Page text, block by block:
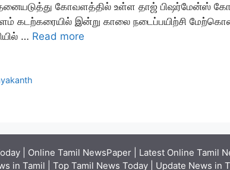
இதனையடுத்து கோவளத்தில் உள்ள தாஜ் பிஷர்மேன்ஸ்
கடற்கரையில் இன்று காலை நடைப்பயிற்சி
… Read more
| Online Tamil NewsPaper | Latest Online Tamil
in Tamil | Top Tamil News Today | Update News in